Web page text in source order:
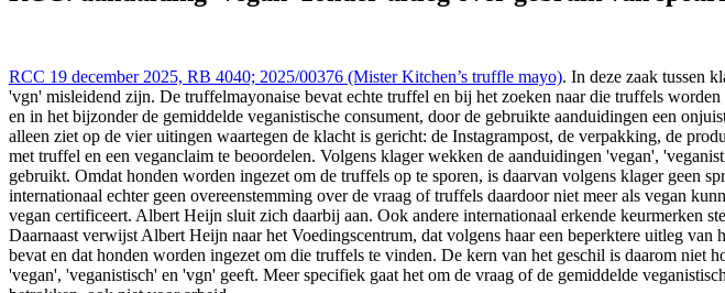
RCC 19 december 2025, RB 4040; 2025/00376 (Mister Kitchen’s truffle mayo). In deze zaak tussen
'vgn' misleidend zijn. De truffelmayonaise bevat echte truffel en bij het zoeken naar die truffels
en in het bijzonder de gemiddelde veganistische consument, door de gebruikte aanduidingen een
alleen ziet op de vier uitingen waartegen de klacht is gericht: de Instagrampost, de verpakking, de
met truffel en een veganclaim te beoordelen. Volgens klager wekken de aanduidingen 'vegan',
gebruikt. Omdat honden worden ingezet om de truffels op te sporen, is daarvan volgens klager geen
internationaal echter geen overeenstemming over de vraag of truffels daardoor niet meer als vegan
vegan certificeert. Albert Heijn sluit zich daarbij aan. Ook andere internationaal erkende keurmerken
Daarnaast verwijst Albert Heijn naar het Voedingscentrum, dat volgens haar een beperktere uitleg
bevat en dat honden worden ingezet om die truffels te vinden. De kern van het geschil is daarom niet
'vegan', 'veganistisch' en 'vgn' geeft. Meer specifiek gaat het om de vraag of de gemiddelde